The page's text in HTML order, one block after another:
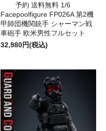
予約 送料無料 1/6
Facepoolfigure FP026A 第2機
甲師団機関銃手 シャーマン戦
車砲手 欧米男性フルセット
32,980円(税込)